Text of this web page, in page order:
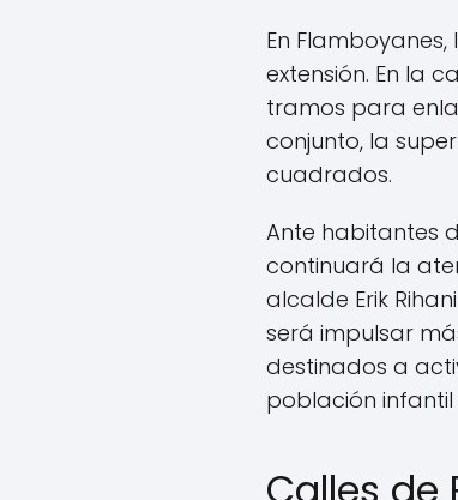
En
extensión. En la
tramos para
conjunto, la
cuadrados.
Ante habitantes
continuará la
alcalde Erik
será impulsar
destinados a
población infantil